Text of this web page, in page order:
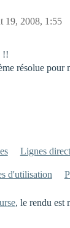
19, 2008, 1:55
!!
résolue pour
Lignes
d'utilisation
, le rendu est